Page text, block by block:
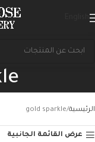
الرئيسية gold sparkle
عرض القائمة الجانبية